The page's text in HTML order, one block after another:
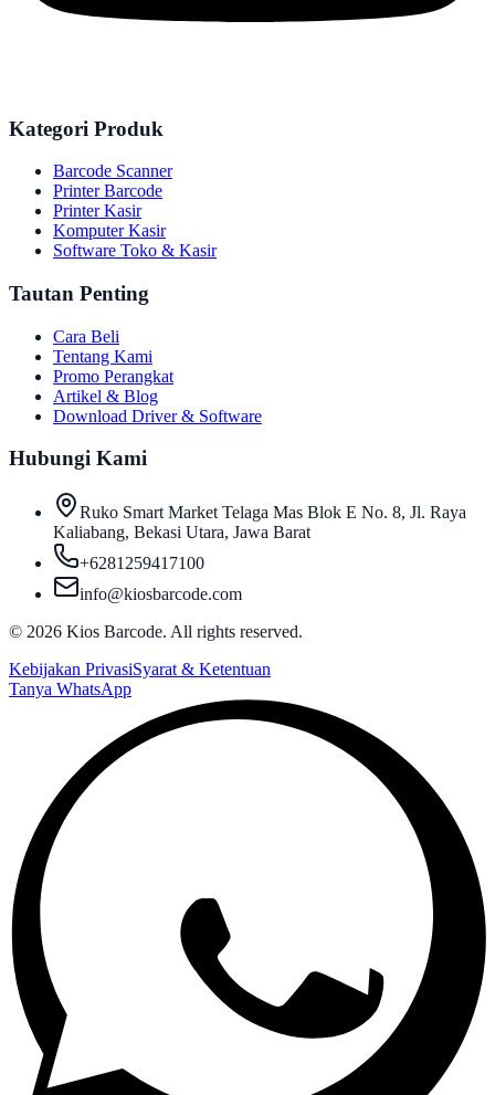
Kategori Produk
Barcode Scanner
Printer Barcode
Printer Kasir
Komputer Kasir
Software Toko & Kasir
Tautan Penting
Cara Beli
Tentang Kami
Promo Perangkat
Artikel & Blog
Download Driver & Software
Hubungi Kami
Ruko Smart Market Telaga Mas Blok E No. 8, Jl. Raya
Kaliabang, Bekasi Utara, Jawa Barat
+6281259417100
info@kiosbarcode.com
© 2026 Kios Barcode. All rights reserved.
Kebijakan PrivasiSyarat & Ketentuan
Tanya WhatsApp